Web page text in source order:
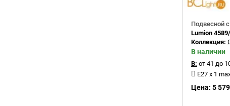
Подвесной
Lumion
Коллекция:
В наличии
В: от 41 до
E27 x 1
Цена: 5 579